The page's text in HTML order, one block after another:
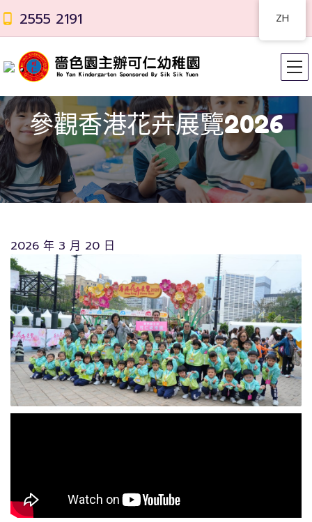
2555 2191
參觀香港花卉展覽2026
2026 年 3 月 20 日
ZH